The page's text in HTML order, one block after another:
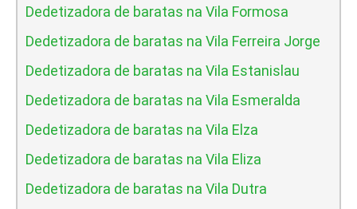
Dedetizadora de baratas na Vila Formosa
Dedetizadora de baratas na Vila Ferreira Jorge
Dedetizadora de baratas na Vila Estanislau
Dedetizadora de baratas na Vila Esmeralda
Dedetizadora de baratas na Vila Elza
Dedetizadora de baratas na Vila Eliza
Dedetizadora de baratas na Vila Dutra